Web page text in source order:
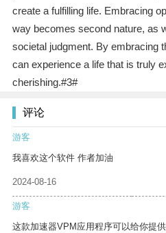
create a fulfilling life. Embracing
way becomes second nature, as
societal judgment. By embracing
can experience a life that is truly
cherishing.#3#
评论
游客
我喜欢这个软件 作者加油
2024-08-16
游客
这款加速器VPM应用程序可以给你提